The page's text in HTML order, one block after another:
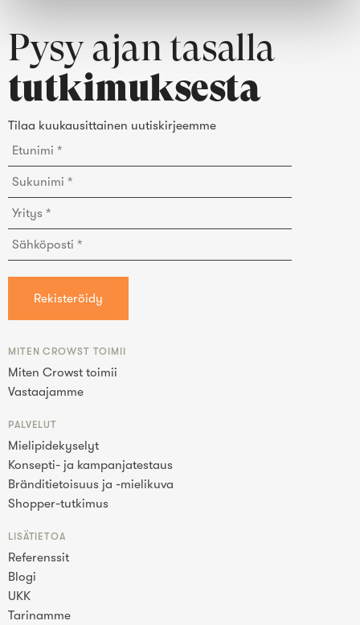
Pysy ajan tasalla
tutkimuksesta
Tilaa kuukausittainen uutiskirjeemme
MITEN CROWST TOIMII
Miten Crowst toimii
Vastaajamme
PALVELUT
Mielipidekyselyt
Konsepti- ja kampanjatestaus
Bränditietoisuus ja -mielikuva
Shopper-tutkimus
LISÄTIETOA
Referenssit
Blogi
UKK
Tarinamme